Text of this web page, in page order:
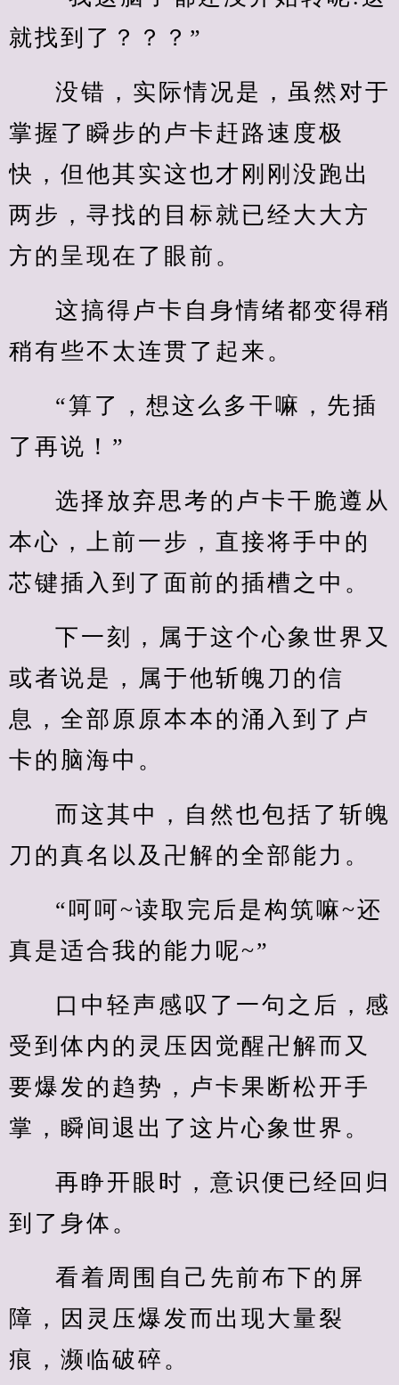
就找到了？？？”
没错，实际情况是，虽然对于
掌握了瞬步的卢卡赶路速度极
快，但他其实这也才刚刚没跑出
两步，寻找的目标就已经大大方
方的呈现在了眼前。
这搞得卢卡自身情绪都变得稍
稍有些不太连贯了起来。
“算了，想这么多干嘛，先插
了再说！”
选择放弃思考的卢卡干脆遵从
本心，上前一步，直接将手中的
芯键插入到了面前的插槽之中。
下一刻，属于这个心象世界又
或者说是，属于他斩魄刀的信
息，全部原原本本的涌入到了卢
卡的脑海中。
而这其中，自然也包括了斩魄
刀的真名以及卍解的全部能力。
“呵呵~读取完后是构筑嘛~还
真是适合我的能力呢~”
口中轻声感叹了一句之后，感
受到体内的灵压因觉醒卍解而又
要爆发的趋势，卢卡果断松开手
掌，瞬间退出了这片心象世界。
再睁开眼时，意识便已经回归
到了身体。
看着周围自己先前布下的屏
障，因灵压爆发而出现大量裂
痕，濒临破碎。